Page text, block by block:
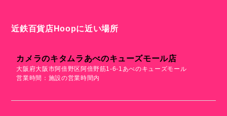
近鉄百貨店Hoopに近い場所
カメラのキタムラあべのキューズモール店
大阪府大阪市阿倍野区阿倍野筋1-6-1あべのキューズモール
営業時間：施設の営業時間内